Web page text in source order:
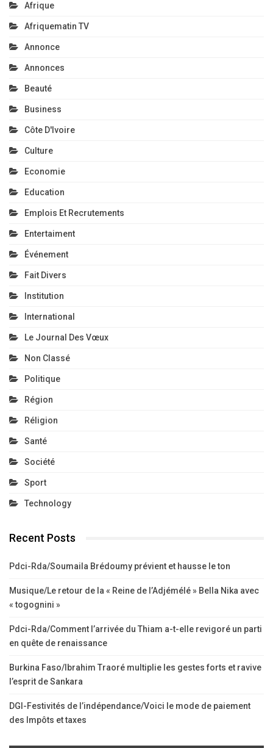
Afrique
Afriquematin TV
Annonce
Annonces
Beauté
Business
Côte D'Ivoire
Culture
Economie
Education
Emplois Et Recrutements
Entertaiment
Événement
Fait Divers
Institution
International
Le Journal Des Vœux
Non Classé
Politique
Région
Réligion
Santé
Société
Sport
Technology
Recent Posts
Pdci-Rda/Soumaila Brédoumy prévient et hausse le ton
Musique/Le retour de la « Reine de l’Adjémélé » Bella Nika avec
« togognini »
Pdci-Rda/Comment l’arrivée du Thiam a-t-elle revigoré un parti
en quête de renaissance
Burkina Faso/Ibrahim Traoré multiplie les gestes forts et ravive
l’esprit de Sankara
DGI-Festivités de l’indépendance/Voici le mode de paiement
des Impôts et taxes